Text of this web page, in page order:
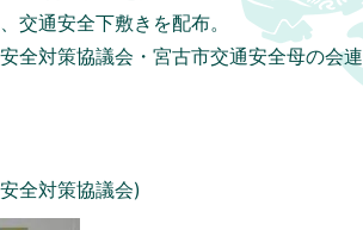
交通安全下敷きを配布。
全対策協議会・宮古市交通安全母の会
全対策協議会)